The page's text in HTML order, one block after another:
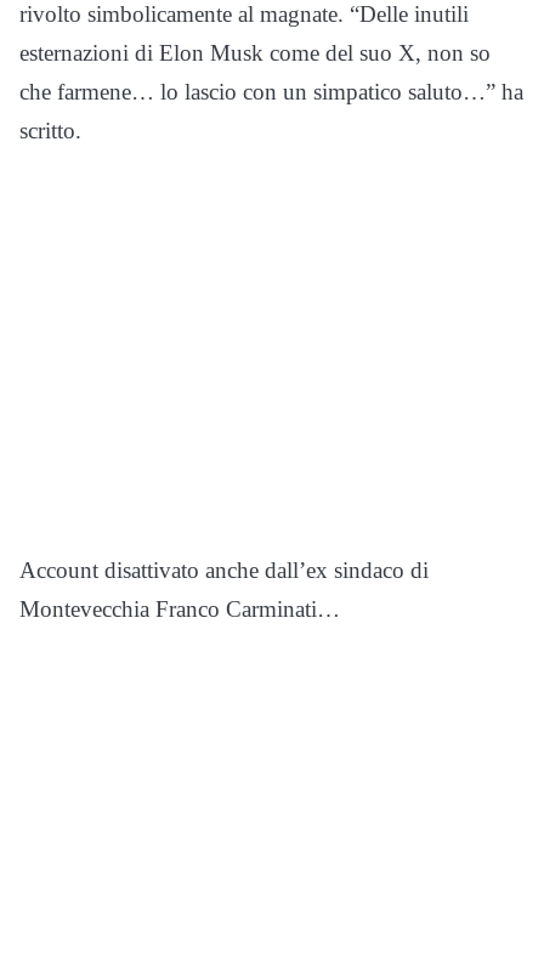
rivolto simbolicamente al magnate. “Delle inutili
esternazioni di Elon Musk come del suo X, non so
che farmene… lo lascio con un simpatico saluto…” ha
scritto.
Account disattivato anche dall’ex sindaco di
Montevecchia Franco Carminati…